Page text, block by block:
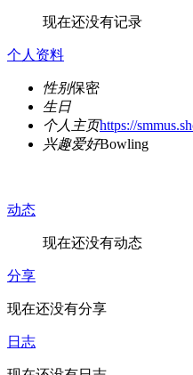
现在还没有记录
个人资料
性别保密
生日
个人主页https://
兴趣爱好Bowling
动态
现在还没有动态
分享
现在还没有分享
日志